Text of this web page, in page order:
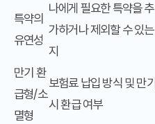
특약의
유연성
나에게 필요한 특약을 추
가하거나 제외할 수 있는
지
만기 환
급형/소
멸형
보험료 납입 방식 및 만기
시 환급 여부